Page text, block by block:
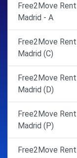
Free2Move
Madrid - A
Free2Move
Madrid (C)
Free2Move
Madrid (D)
Free2Move
Madrid (P)
Free2Move